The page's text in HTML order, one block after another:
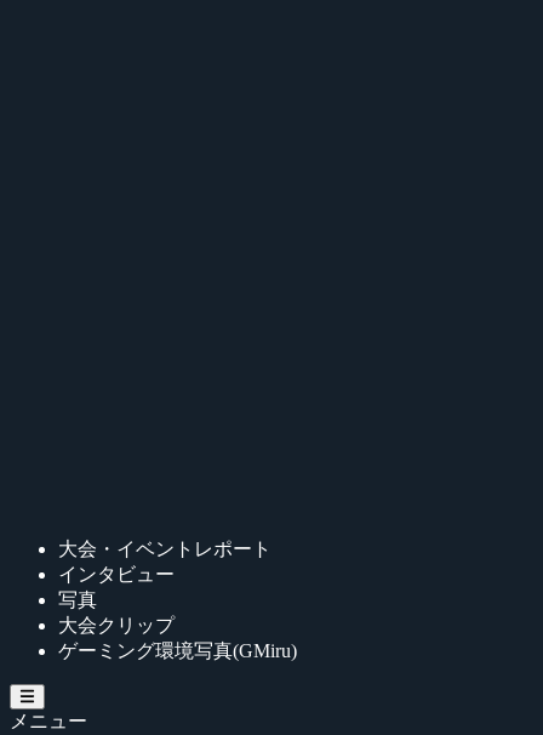
大会・イベントレポート
インタビュー
写真
大会クリップ
ゲーミング環境写真(GMiru)
メニュー